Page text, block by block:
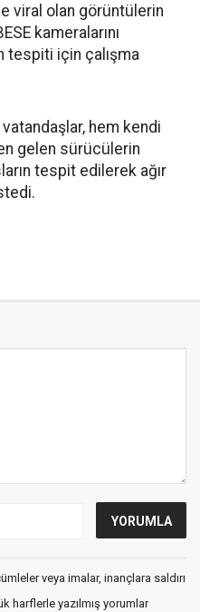
viral olan görüntülerin
kameralarını
tespiti için çalışma
hem kendi
gelen sürücülerin
tespit edilerek ağır
veya imalar, inançlara saldırı
harflerle yazılmış yorumlar